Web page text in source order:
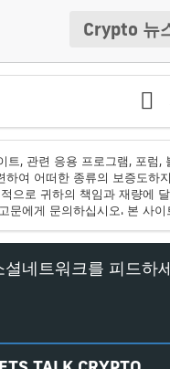
Crypto 뉴
트, 관련 응용 프로그램, 포
여 어떠한 종류의 보증도
으로 귀하의 책임과 재량에
문에게 문의하십시오. 본 사
셜네트워크를 피드하